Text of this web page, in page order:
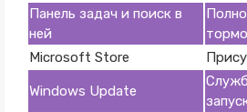
Панель задач и поиск в
ней
Microsoft Store
Windows Update